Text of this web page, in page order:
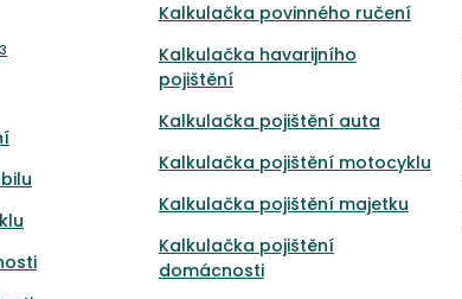
3
Kalkulačka povinného ručení
Kalkulačka havarijního
pojištění
Kalkulačka pojištění auta
Kalkulačka pojištění motocyklu
Kalkulačka pojištění majetku
Kalkulačka pojištění
domácnosti